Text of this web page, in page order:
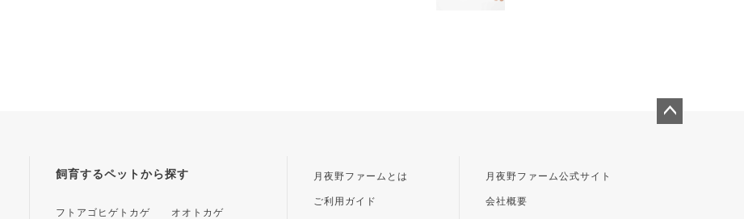
飼育するペットから探す
フトアゴヒゲトカゲ オオトカゲ
月夜野ファームとは
ご利用ガイド
月夜野ファーム公式サイト
会社概要